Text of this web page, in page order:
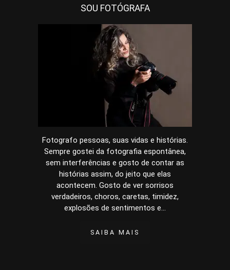
SOU FOTÓGRAFA
Fotografo pessoas, suas vidas e histórias.
Sempre gostei da fotografia espontânea,
sem interferências e gosto de contar as
histórias assim, do jeito que elas
acontecem. Gosto de ver sorrisos
verdadeiros, choros, caretas, timidez,
explosões de sentimentos e...
SAIBA MAIS